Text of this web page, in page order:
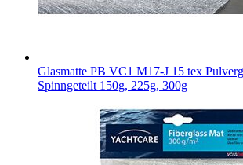
Glasmatte PB VC1 M17-J 15 tex
Spinngeteilt 150g, 225g, 300g